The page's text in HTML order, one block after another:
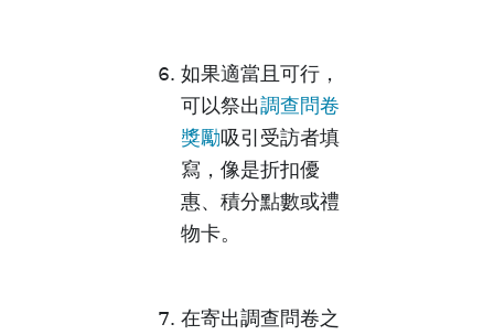
如果適當且可行，
可以祭出調查問卷
獎勵吸引受訪者填
寫，像是折扣優
惠、積分點數或禮
物卡。
在寄出調查問卷之